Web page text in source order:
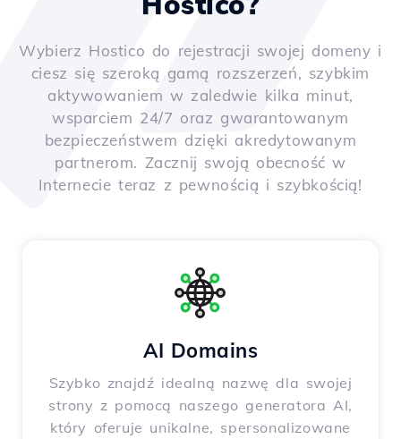
Wybierz Hostico do rejestracji swojej domeny i
ciesz się szeroką gamą rozszerzeń, szybkim
aktywowaniem w zaledwie kilka minut,
wsparciem 24/7 oraz gwarantowanym
bezpieczeństwem dzięki akredytowanym
partnerom. Zacznij swoją obecność w
Internecie teraz z pewnością i szybkością!
AI Domains
Szybko znajdź idealną nazwę dla swojej
strony z pomocą naszego generatora AI,
który oferuje unikalne, spersonalizowane